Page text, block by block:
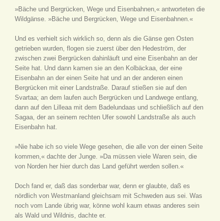
»Bäche und Bergrücken, Wege und Eisenbahnen,« antworteten die
Wildgänse. »Bäche und Bergrücken, Wege und Eisenbahnen.«
Und es verhielt sich wirklich so, denn als die Gänse gen Osten
getrieben wurden, flogen sie zuerst über den Hedeström, der
zwischen zwei Bergrücken dahinläuft und eine Eisenbahn an der
Seite hat. Und dann kamen sie an den Kolbäckaa, der eine
Eisenbahn an der einen Seite hat und an der anderen einen
Bergrücken mit einer Landstraße. Darauf stießen sie auf den
Svartaa; an dem laufen auch Bergrücken und Landwege entlang,
dann auf den Lilleaa mit dem Badelundaas und schließlich auf den
Sagaa, der an seinem rechten Ufer sowohl Landstraße als auch
Eisenbahn hat.
»Nie habe ich so viele Wege gesehen, die alle von der einen Seite
kommen,« dachte der Junge. »Da müssen viele Waren sein, die
von Norden her hier durch das Land geführt werden sollen.«
Doch fand er, daß das sonderbar war, denn er glaubte, daß es
nördlich von Westmanland gleichsam mit Schweden aus sei. Was
noch vom Lande übrig war, könne wohl kaum etwas anderes sein
als Wald und Wildnis, dachte er.